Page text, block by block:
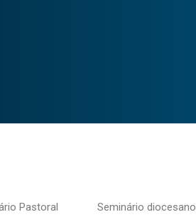
Pastoral Seminário diocesano